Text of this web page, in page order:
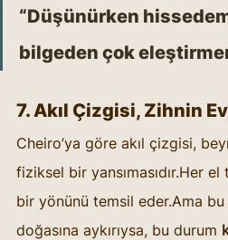
“Düşünürken
bilgeden çok
7. Akıl Çizgisi, Zihnin
Cheiro’ya göre akıl çizgisi,
fiziksel bir yansımasıdır.Her
bir yönünü temsil eder.Ama
doğasına aykırıysa, bu durum